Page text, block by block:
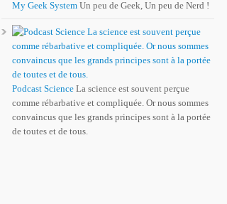
My Geek SystemUn peu de Geek, Un peu de Nerd !
Podcast ScienceLa science est souvent perçue
comme rébarbative et compliquée. Or nous sommes
convaincus que les grands principes sont à la portée
de toutes et de tous.